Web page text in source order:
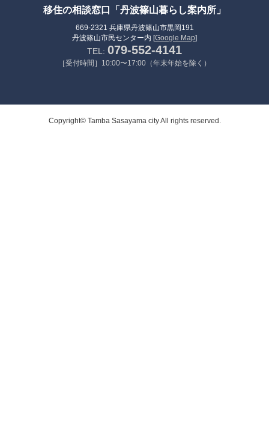
移住の相談窓口「丹波篠山暮らし案内所」
669-2321 兵庫県丹波篠山市黒岡191
丹波篠山市民センター内 [Google Map]
TEL: 079-552-4141
［受付時間］10:00〜17:00（年末年始を除く）
Copyright© Tamba Sasayama city All rights reserved.